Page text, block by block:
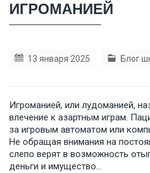
ИГРОМАНИЕЙ
13 января 2025 Блог
Игроманией, или лудоманией,
влечение к азартным играм.
за игровым автоматом или
Не обращая внимания на
слепо верят в возможность
деньги и имущество…